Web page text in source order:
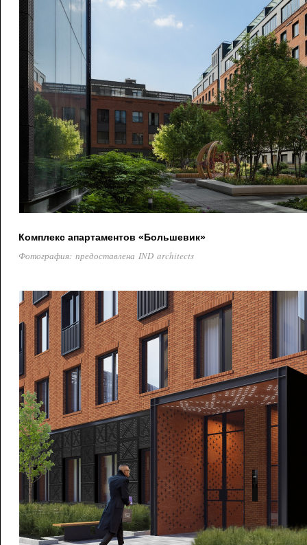
Комплекс апартаментов «Большевик»
Фотография: предоставлена IND architects